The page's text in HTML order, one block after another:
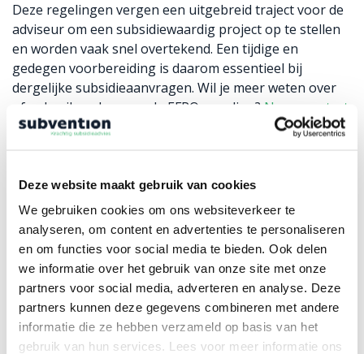
Deze website maakt gebruik van cookies
We gebruiken cookies om ons websiteverkeer te
analyseren, om content en advertenties te personaliseren
en om functies voor social media te bieden. Ook delen
we informatie over het gebruik van onze site met onze
partners voor social media, adverteren en analyse. Deze
partners kunnen deze gegevens combineren met andere
informatie die ze hebben verzameld op basis van het
gebruik van hun services. Lees voor meer informatie ons
Deze regelingen vergen een uitgebreid traject voor de
adviseur om een subsidiewaardig project op te stellen
en worden vaak snel overtekend. Een tijdige en
gedegen voorbereiding is daarom essentieel bij
dergelijke subsidieaanvragen. Wil je meer weten over
of gebruik maken van de EFRO-regeling? Neem contact
opmet ons team IT of Industrie via 053 – 434 85 12
Vraag naar jouw
subsidiemogelijkheden